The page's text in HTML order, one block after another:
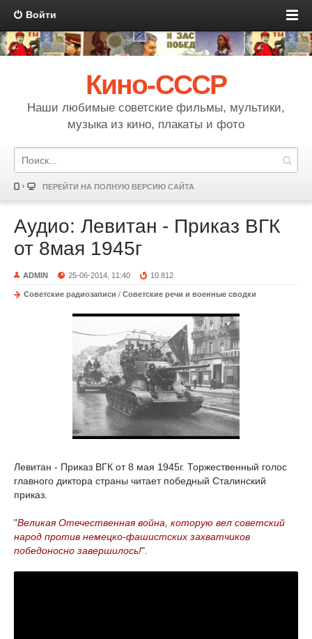
Войти
Кино-СССР
Наши любимые советские фильмы, мультики,
музыка из кино, плакаты и фото
ПЕРЕЙТИ НА ПОЛНУЮ ВЕРСИЮ САЙТА
Аудио: Левитан - Приказ ВГК
от 8мая 1945г
ADMIN 25-06-2014, 11:40 10 812
Советские радиозаписи / Советские речи и военные сводки
Левитан - Приказ ВГК от 8 мая 1945г. Торжественный голос
главного диктора страны читает победный Сталинский
приказ.
"Великая Отечественная война, которую вел советский
народ против немецко-фашистских захватчиков
победоносно завершилось!".